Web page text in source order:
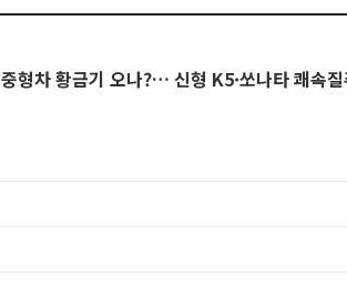
중형차 황금기 오나?… 신형 K5·쏘나타 쾌속